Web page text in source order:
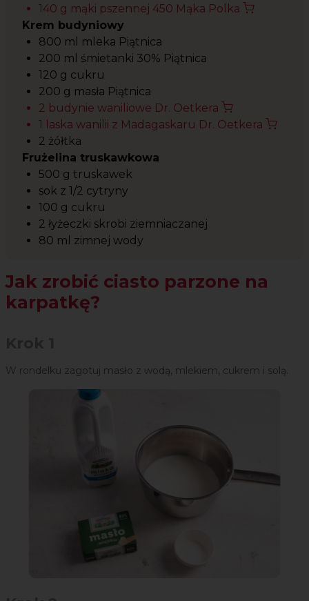
140 g mąki pszennej 450 Mąka Polka
Krem budyniowy
800 ml mleka Piątnica
200 ml śmietanki 30% Piątnica
120 g cukru
200 g masła Piątnica
2 budynie waniliowe Dr. Oetkera
1 laska wanilii z Madagaskaru Dr. Oetkera
2 żółtka
Frużelina truskawkowa
500 g truskawek
sok z 1/2 cytryny
100 g cukru
2 łyżeczki skrobi ziemniaczanej
80 ml zimnej wody
Jak zrobić ciasto parzone na
karpatkę?
W rondelku zagotuj masło z wodą, mlekiem, cukrem i solą.